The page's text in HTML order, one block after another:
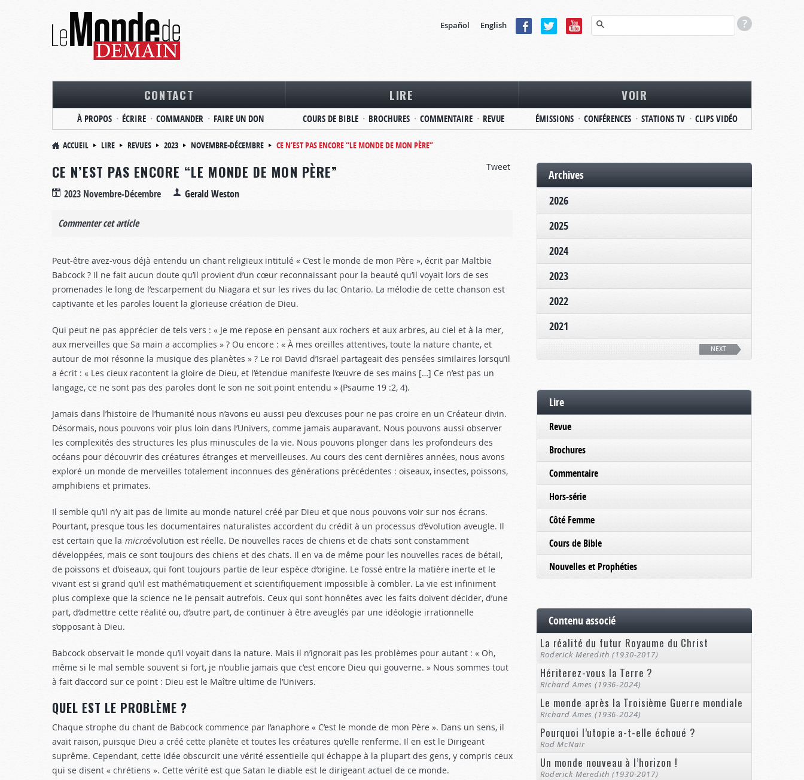
Español English
CONTACT
À PROPOS ÉCRIRE COMMANDER FAIRE UN DON
LIRE
COURS DE BIBLE BROCHURES COMMENTAIRE REVUE
VOIR
ÉMISSIONS CONFÉRENCES STATIONS TV CLIPS VIDÉO
ACCUEIL LIRE REVUES 2023 NOVEMBRE-DÉCEMBRE
CE N’EST PAS ENCORE “LE MONDE DE MON PÈRE”
Tweet
CE N’EST PAS ENCORE “LE MONDE DE MON PÈRE”
2023 Novembre-Décembre Gerald Weston
Commenter cet article
Peut-être avez-vous déjà entendu un chant religieux intitulé « C’est le monde de mon Père », écrit par Maltbie
Babcock ? Il ne fait aucun doute qu’il provient d’un cœur reconnaissant pour la beauté qu’il voyait lors de ses
promenades le long de l’escarpement du Niagara et sur les rives du lac Ontario. La mélodie de cette chanson est
captivante et les paroles louent la glorieuse création de Dieu.
Qui peut ne pas apprécier de tels vers : « Je me repose en pensant aux rochers et aux arbres, au ciel et à la mer,
aux merveilles que Sa main a accomplies » ? Ou encore : « À mes oreilles attentives, toute la nature chante, et
autour de moi résonne la musique des planètes » ? Le roi David d’Israël partageait des pensées similaires lorsqu’il
a écrit : « Les cieux racontent la gloire de Dieu, et l’étendue manifeste l’œuvre de ses mains […] Ce n’est pas un
langage, ce ne sont pas des paroles dont le son ne soit point entendu » (Psaume 19 :2, 4).
Jamais dans l’histoire de l’humanité nous n’avons eu aussi peu d’excuses pour ne pas croire en un Créateur divin.
Désormais, nous pouvons voir plus loin dans l’Univers, comme jamais auparavant. Nous pouvons aussi observer
les complexités des structures les plus minuscules de la vie. Nous pouvons plonger dans les profondeurs des
océans pour découvrir des créatures étranges et merveilleuses. Au cours des cent dernières années, nous avons
exploré un monde de merveilles totalement inconnues des générations précédentes : oiseaux, insectes, poissons,
amphibiens et primates.
Il semble qu’il n’y ait pas de limite au monde naturel créé par Dieu et que nous pouvons voir sur nos écrans.
Pourtant, presque tous les documentaires naturalistes accordent du crédit à un processus d’évolution aveugle. Il
est certain que la microévolution est réelle. De nouvelles races de chiens et de chats sont constamment
développées, mais ce sont toujours des chiens et des chats. Il en va de même pour les nouvelles races de bétail,
de poissons et d’oiseaux, qui font toujours partie de leur espèce d’origine. Le fossé entre la matière inerte et le
vivant est si grand qu’il est mathématiquement et scientifiquement impossible à combler. La vie est infiniment
plus complexe que la science ne le pensait autrefois. Ceux qui sont honnêtes avec les faits doivent décider, d’une
part, d’admettre cette réalité ou, d’autre part, de continuer à être aveuglés par une idéologie irrationnelle
s’opposant à Dieu.
Babcock observait le monde qu’il voyait dans la nature. Mais il n’ignorait pas les problèmes pour autant : « Oh,
même si le mal semble souvent si fort, je n’oublie jamais que c’est encore Dieu qui gouverne. » Nous sommes tout
à fait d’accord sur ce point : Dieu est le Maître ultime de l’Univers.
QUEL EST LE PROBLÈME ?
Chaque strophe du chant de Babcock commence par l’anaphore « C’est le monde de mon Père ». Dans un sens, il
avait raison, puisque Dieu a créé cette planète et toutes les créatures qu’elle renferme. Il en est le Dirigeant
suprême. Cependant, cette idée obscurcit une vérité essentielle qui échappe à la plupart des gens, y compris ceux
qui se disent « chrétiens ». Cette vérité est que Satan le diable est le dirigeant actuel de ce monde.
Archives
2026
2025
2024
2023
2022
2021
NEXT
Lire
Revue
Brochures
Commentaire
Hors-série
Côté Femme
Cours de Bible
Nouvelles et Prophéties
Contenu associé
La réalité du futur Royaume du Christ
Roderick Meredith (1930-2017)
Hériterez-vous la Terre ?
Richard Ames (1936-2024)
Le monde après la Troisième Guerre mondiale
Richard Ames (1936-2024)
Pourquoi l’utopie a-t-elle échoué ?
Rod McNair
Un monde nouveau à l’horizon !
Roderick Meredith (1930-2017)